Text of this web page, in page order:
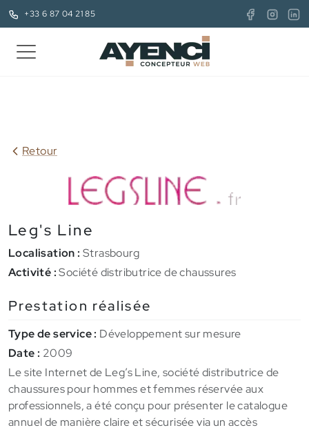
+33 6 87 04 21 85
Retour
Leg's Line
Localisation : Strasbourg
Activité :Société distributrice de chaussures
Prestation réalisée
Type de service : Développement sur mesure
Date : 2009
Le site Internet de Leg’s Line, société distributrice de
chaussures pour hommes et femmes réservée aux
professionnels, a été conçu pour présenter le catalogue
annuel de manière claire et sécurisée via un accès